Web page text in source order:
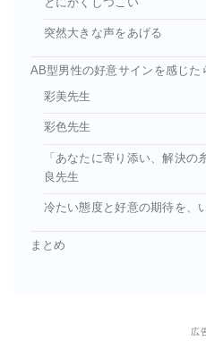
突然大きな声をあげる
AB型男性の好意サインを感じた
彩美先生
彩色先生
「あなたに寄り添い、解決
良先生
冷たい態度と好意の期待を、
まとめ
広